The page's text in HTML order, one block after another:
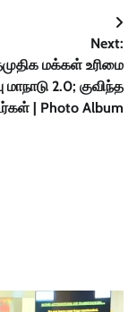
Next:
மக்கள் உரிமை
மாநாடு 2.0; குவிந்த
| Photo Album